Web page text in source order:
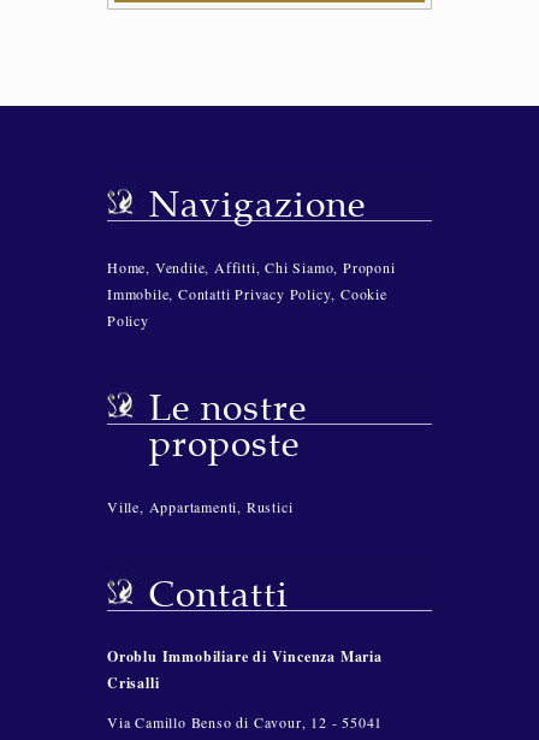
Navigazione
Home, Vendite, Affitti,Chi Siamo,Proponi
Immobile,Contatti Privacy Policy,Cookie
Policy
Le nostre
proposte
Ville, Appartamenti, Rustici
Contatti
Oroblu Immobiliare di Vincenza Maria
Crisalli
Via Camillo Benso di Cavour, 12 - 55041